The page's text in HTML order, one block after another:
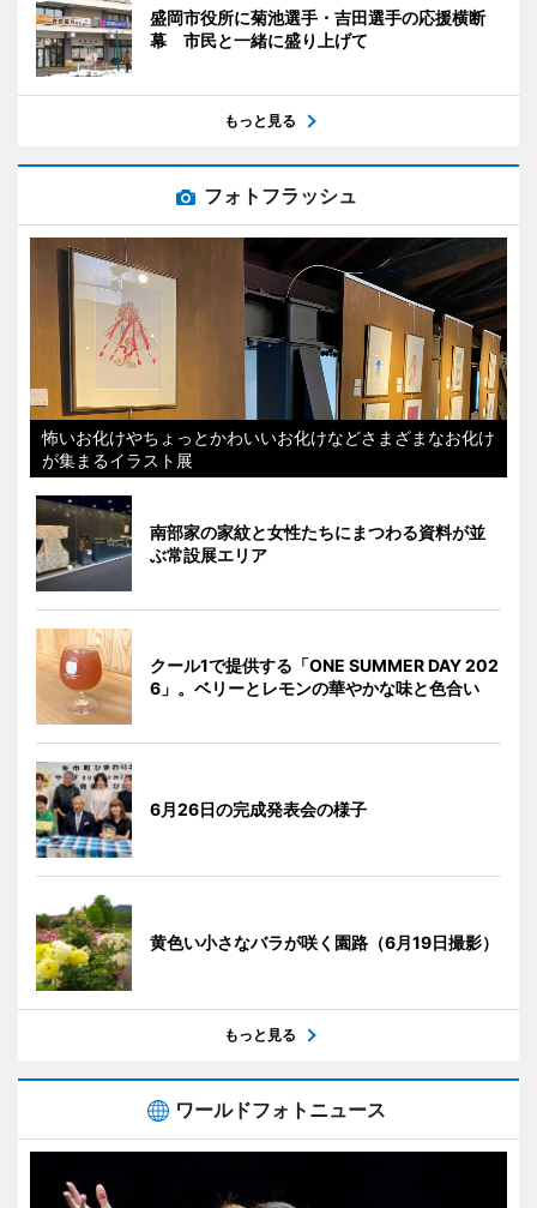
盛岡市役所に菊池選手・吉田選手の応援横断
幕 市民と一緒に盛り上げて
もっと見る
フォトフラッシュ
怖いお化けやちょっとかわいいお化けなどさまざまなお化け
が集まるイラスト展
南部家の家紋と女性たちにまつわる資料が並
ぶ常設展エリア
クール1で提供する「ONE SUMMER DAY 202
6」。ベリーとレモンの華やかな味と色合い
6月26日の完成発表会の様子
黄色い小さなバラが咲く園路（6月19日撮影）
もっと見る
ワールドフォトニュース